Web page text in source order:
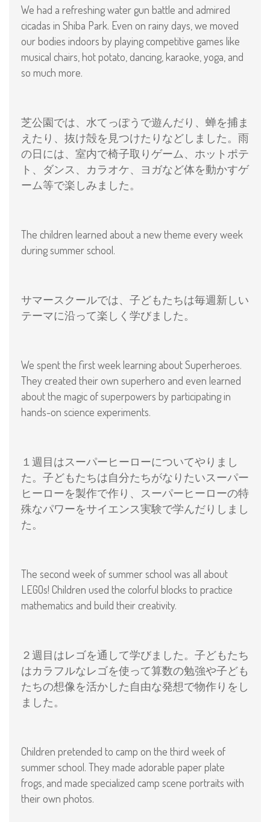
We had a refreshing water gun battle and admired
cicadas in Shiba Park. Even on rainy days, we moved
our bodies indoors by playing competitive games like
musical chairs, hot potato, dancing, karaoke, yoga, and
so much more.
芝公園では、水てっぽうで遊んだり、蝉を捕ま
えたり、抜け殻を見つけたりなどしました。雨
の日には、室内で椅子取りゲーム、ホットポテ
ト、ダンス、カラオケ、ヨガなど体を動かすゲ
ーム等で楽しみました。
The children learned about a new theme every week
during summer school.
サマースクールでは、子どもたちは毎週新しい
テーマに沿って楽しく学びました。
We spent the first week learning about Superheroes.
They created their own superhero and even learned
about the magic of superpowers by participating in
hands-on science experiments.
１週目はスーパーヒーローについてやりまし
た。子どもたちは自分たちがなりたいスーパー
ヒーローを製作で作り、スーパーヒーローの特
殊なパワーをサイエンス実験で学んだりしまし
た。
The second week of summer school was all about
LEGOs! Children used the colorful blocks to practice
mathematics and build their creativity.
２週目はレゴを通して学びました。子どもたち
はカラフルなレゴを使って算数の勉強や子ども
たちの想像を活かした自由な発想で物作りをし
ました。
Children pretended to camp on the third week of
summer school. They made adorable paper plate
frogs, and made specialized camp scene portraits with
their own photos.